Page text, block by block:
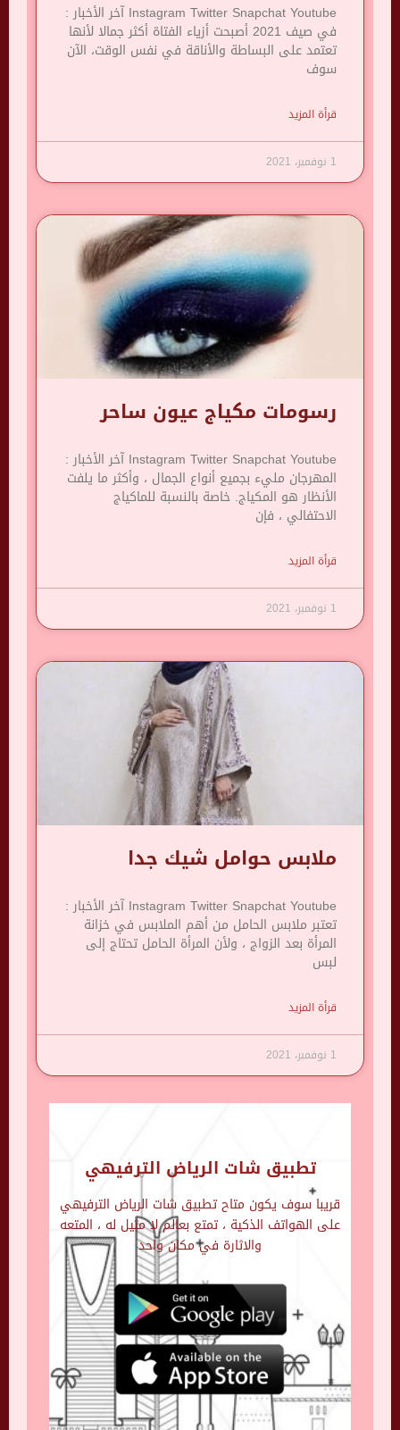
Instagram Twitter Snapchat Youtube آخر الأخبار :
في صيف 2021 أصبحت أزياء الفتاة أكثر جمالا لأنها
تعتمد على البساطة والأناقة في نفس الوقت، الآن
سوف
قرأة المزيد
1 نوفمبر، 2021
رسومات مكياج عيون ساحر
Instagram Twitter Snapchat Youtube آخر الأخبار :
المهرجان مليء بجميع أنواع الجمال ، وأكثر ما يلفت
الأنظار هو المكياج. خاصة بالنسبة للماكياج
الاحتفالي ، فإن
قرأة المزيد
1 نوفمبر، 2021
ملابس حوامل شيك جدا
Instagram Twitter Snapchat Youtube آخر الأخبار :
تعتبر ملابس الحامل من أهم الملابس في خزانة
المرأة بعد الزواج ، ولأن المرأة الحامل تحتاج إلى
لبس
قرأة المزيد
1 نوفمبر، 2021
تطبيق شات الرياض الترفيهي
قريبا سوف يكون متاح تطبيق شات الرياض الترفيهي
على الهواتف الذكية ، تمتع بعالم لا مثيل له ، المتعه
والاثارة في مكان واحد